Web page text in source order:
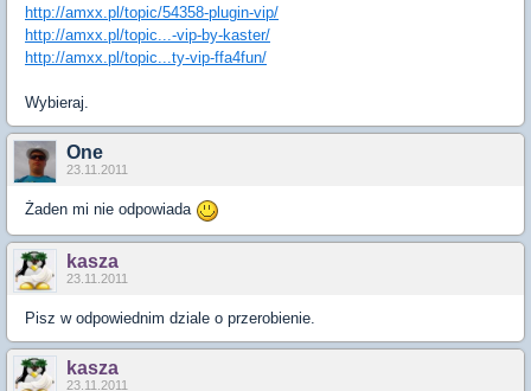
http://amxx.pl/topic/54358-plugin-vip/
http://amxx.pl/topic...-vip-by-kaster/
http://amxx.pl/topic...ty-vip-ffa4fun/
Wybieraj.
One
23.11.2011
Żaden mi nie odpowiada
kasza
23.11.2011
Pisz w odpowiednim dziale o przerobienie.
kasza
23.11.2011